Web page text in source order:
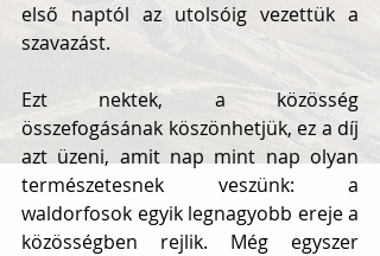
első naptól az utolsóig vezettük a
szavazást.
Ezt nektek, a közösség
összefogásának köszönhetjük, ez a díj
azt üzeni, amit nap mint nap olyan
természetesnek veszünk: a
waldorfosok egyik legnagyobb ereje a
közösségben rejlik. Még egyszer